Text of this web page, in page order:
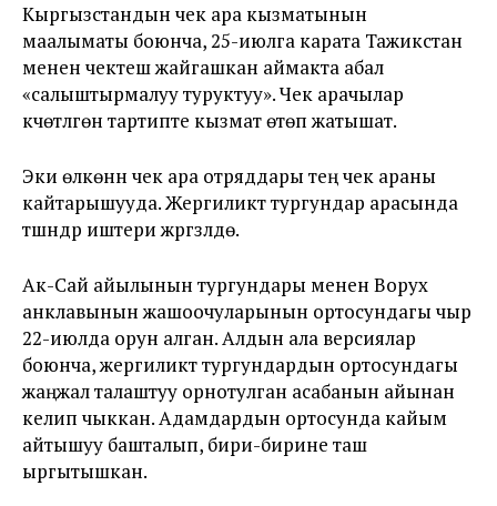
Кыргызстандын чек ара кызматынын
маалыматы боюнча, 25-июлга карата Тажикстан
менен чектеш жайгашкан аймакта абал
«салыштырмалуу туруктуу». Чек арачылар
күчөтүлгөн тартипте кызмат өтөп жатышат.
Эки өлкөнүн чек ара отряддары тең чек араны
кайтарышууда. Жергиликтүү тургундар арасында
түшүндүрүү иштери жүргүзүлүүдө.
Ак-Сай айылынын тургундары менен Ворух
анклавынын жашоочуларынын ортосундагы чыр
22-июлда орун алган. Алдын ала версиялар
боюнча, жергиликтүү тургундардын ортосундагы
жаңжал талаштуу орнотулган асабанын айынан
келип чыккан. Адамдардын ортосунда кайым
айтышуу башталып, бири-бирине таш
ыргытышкан.